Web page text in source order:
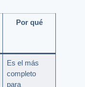
Por qué
Es el más
completo
para